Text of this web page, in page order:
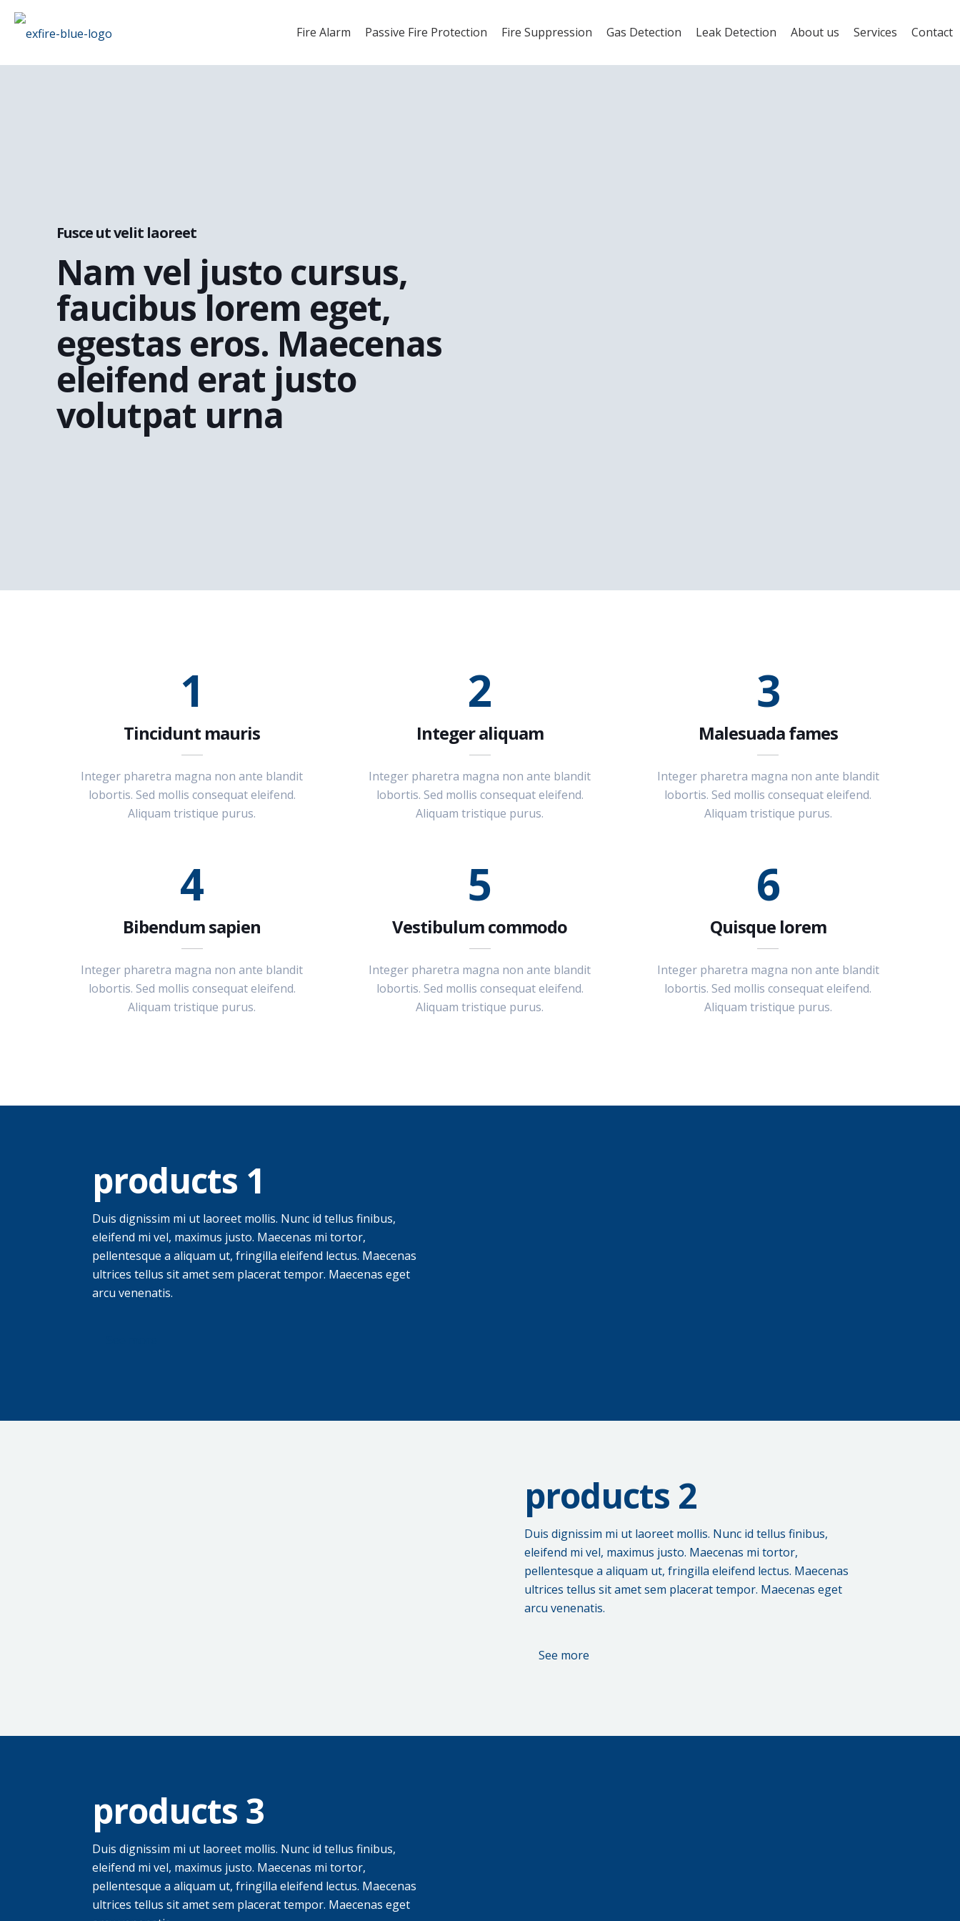
Fire Alarm Passive Fire Protection Fire Suppression Gas Detection Leak Detection About us Services Contact
Fusce ut velit laoreet
Nam vel justo cursus,
faucibus lorem eget,
egestas eros. Maecenas
eleifend erat justo
volutpat urna
1
Tincidunt mauris
Integer pharetra magna non ante blandit
lobortis. Sed mollis consequat eleifend.
Aliquam tristique purus.
2
Integer aliquam
Integer pharetra magna non ante blandit
lobortis. Sed mollis consequat eleifend.
Aliquam tristique purus.
3
Malesuada fames
Integer pharetra magna non ante blandit
lobortis. Sed mollis consequat eleifend.
Aliquam tristique purus.
4
Bibendum sapien
Integer pharetra magna non ante blandit
lobortis. Sed mollis consequat eleifend.
Aliquam tristique purus.
5
Vestibulum commodo
Integer pharetra magna non ante blandit
lobortis. Sed mollis consequat eleifend.
Aliquam tristique purus.
6
Quisque lorem
Integer pharetra magna non ante blandit
lobortis. Sed mollis consequat eleifend.
Aliquam tristique purus.
products 1
Duis dignissim mi ut laoreet mollis. Nunc id tellus finibus,
eleifend mi vel, maximus justo. Maecenas mi tortor,
pellentesque a aliquam ut, fringilla eleifend lectus. Maecenas
ultrices tellus sit amet sem placerat tempor. Maecenas eget
arcu venenatis.
products 2
Duis dignissim mi ut laoreet mollis. Nunc id tellus finibus,
eleifend mi vel, maximus justo. Maecenas mi tortor,
pellentesque a aliquam ut, fringilla eleifend lectus. Maecenas
ultrices tellus sit amet sem placerat tempor. Maecenas eget
arcu venenatis.
See more
products 3
Duis dignissim mi ut laoreet mollis. Nunc id tellus finibus,
eleifend mi vel, maximus justo. Maecenas mi tortor,
pellentesque a aliquam ut, fringilla eleifend lectus. Maecenas
ultrices tellus sit amet sem placerat tempor. Maecenas eget